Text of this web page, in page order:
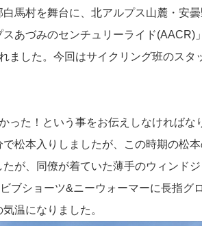
馬村を舞台に、北アルプス山麓・安
あづみのセンチュリーライド
ました。今回はサイクリング班のス
った！という事をお伝えしなければ
松本入りしましたが、この時期の松
が、同僚が着ていた薄手のウィンド
ブショーツ&ニーウォーマーに長指
温になりました。